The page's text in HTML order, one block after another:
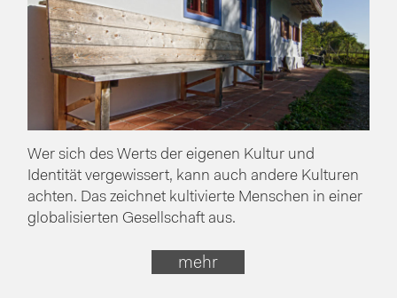
Wer sich des Werts der eigenen Kultur und
Identität vergewissert, kann auch andere Kulturen
achten. Das zeichnet kultivierte Menschen in einer
globalisierten Gesellschaft aus.
mehr